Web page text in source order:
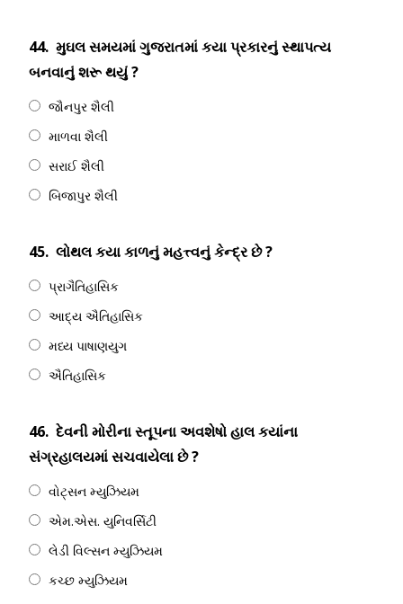
44. મુઘલ સમયમાં ગુજરાતમાં કયા પ્રકારનું સ્થાપત્ય
બનવાનું શરૂ થયું ?
જૌનપુર શૈલી
માળવા શૈલી
સરાઈ શૈલી
બિજાપુર શૈલી
45. લોથલ કયા કાળનું મહત્ત્વનું કેન્દ્ર છે ?
પ્રાગૈતિહાસિક
આદ્ય ઐતિહાસિક
મધ્ય પાષાણયુગ
ઐતિહાસિક
46. દેવની મોરીના સ્તૂપના અવશેષો હાલ કયાંના
સંગ્રહાલયમાં સચવાયેલા છે ?
વોટ્સન મ્યુઝિયમ
એમ.એસ. યુનિવર્સિટી
લેડી વિલ્સન મ્યુઝિયમ
કચ્છ મ્યુઝિયમ